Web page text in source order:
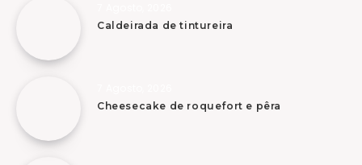
Caldeirada de tintureira
Cheesecake de roquefort e pêra